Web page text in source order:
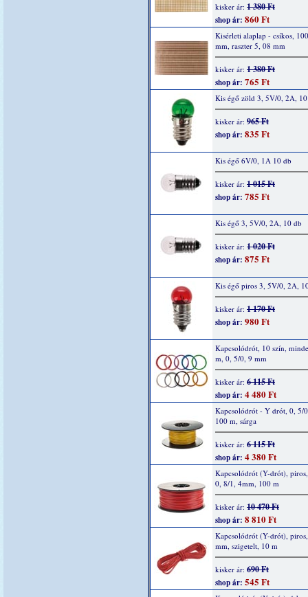
kisker ár: 1 380 Ft
shop ár: 860 Ft
Kisérleti alaplap - csíkos,
mm, raszter 5, 08 mm
kisker ár: 1 380 Ft
shop ár: 765 Ft
Kis égő zöld 3, 5V/0, 2A,
kisker ár: 965 Ft
shop ár: 835 Ft
Kis égő 6V/0, 1A 10 db
kisker ár: 1 015 Ft
shop ár: 785 Ft
Kis égő 3, 5V/0, 2A, 10 db
kisker ár: 1 020 Ft
shop ár: 875 Ft
Kis égő piros 3, 5V/0, 2A,
kisker ár: 1 170 Ft
shop ár: 980 Ft
Kapcsolódrót, 10 szín,
m, 0, 5/0, 9 mm
kisker ár: 6 115 Ft
shop ár: 4 480 Ft
Kapcsolódrót - Y drót, 0, 5/
100 m, sárga
kisker ár: 6 115 Ft
shop ár: 4 380 Ft
Kapcsolódrót (Y-drót),
0, 8/1, 4mm, 100 m
kisker ár: 10 470 Ft
shop ár: 8 810 Ft
Kapcsolódrót (Y-drót),
mm, szigetelt, 10 m
kisker ár: 690 Ft
shop ár: 545 Ft